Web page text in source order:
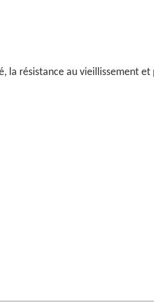
la résistance au vieillissement et